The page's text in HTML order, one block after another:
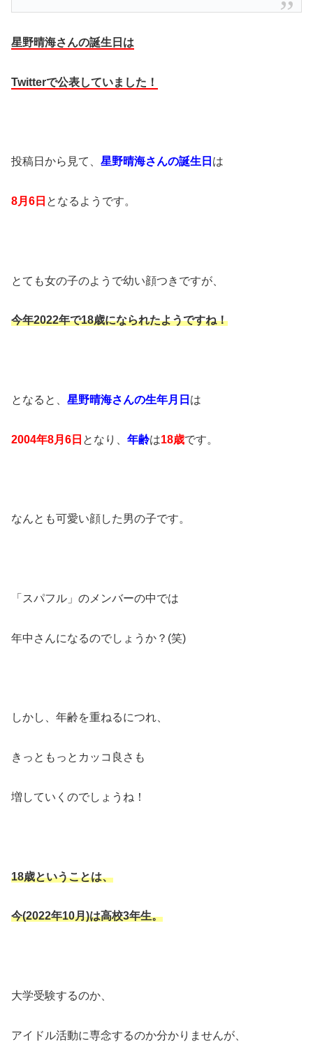
星野晴海さんの誕生日は
Twitterで公表していました！
投稿日から見て、 星野晴海さんの誕生日 は
8月6日 となるようです。
とても女の子のようで幼い顔つきですが、
今年2022年で18歳になられたようですね！
となると、 星野晴海さんの生年月日 は
2004年8月6日 となり、 年齢は18歳です。
なんとも可愛い顔した男の子です。
「スパフル」のメンバーの中では
年中さんになるのでしょうか？(笑)
しかし、年齢を重ねるにつれ、
きっともっとカッコ良さも
増していくのでしょうね！
18歳ということは、
今(2022年10月)は高校3年生。
大学受験するのか、
アイドル活動に専念するのか分かりませんが、